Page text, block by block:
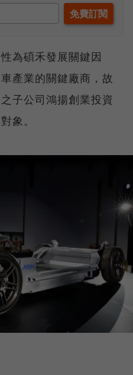
為碩禾發展關鍵因
產業的關鍵廠商，故
子公司鴻揚創業投資
象。